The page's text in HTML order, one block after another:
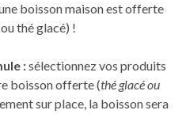
boisson maison est offerte
thé glacé) !
:sélectionnez vos produits
boisson offerte (thé glacé ou
sur place, la boisson sera